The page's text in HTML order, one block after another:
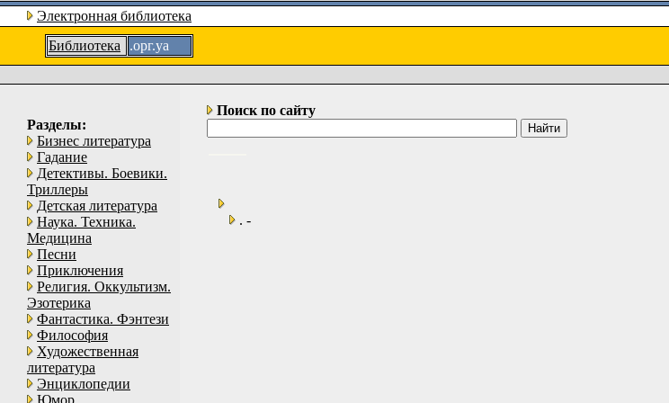
Электронная библиотека
Библиотека
.орг.уа
Разделы:
Бизнес литература
Гадание
Детективы. Боевики.
Триллеры
Детская литература
Наука. Техника.
Медицина
Песни
Приключения
Религия. Оккультизм.
Эзотерика
Фантастика. Фэнтези
Философия
Художественная
литература
Энциклопедии
Юмор
Поиск по сайту
. -